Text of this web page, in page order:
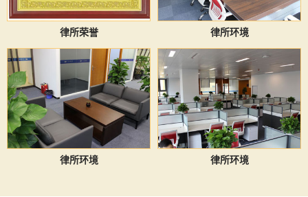
律所荣誉 律所环境
律所环境 律所环境